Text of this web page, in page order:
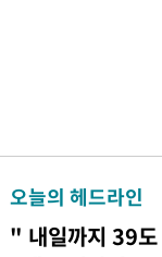
오늘의 헤드라인
" 내일까지 39